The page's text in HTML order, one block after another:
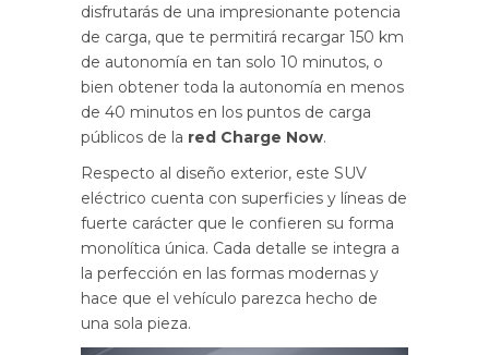
disfrutarás de una impresionante potencia
de carga, que te permitirá recargar 150 km
de autonomía en tan solo 10 minutos, o
bien obtener toda la autonomía en menos
de 40 minutos en los puntos de carga
públicos de la red Charge Now.
Respecto al diseño exterior, este SUV
eléctrico cuenta con superficies y líneas de
fuerte carácter que le confieren su forma
monolítica única. Cada detalle se integra a
la perfección en las formas modernas y
hace que el vehículo parezca hecho de
una sola pieza.